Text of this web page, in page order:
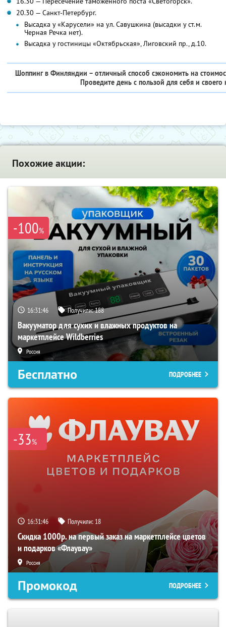
20.30 — Санкт-Петербург.
Высадка у «Карусели» на ул. Савушкина (высадки у ст.м.
Черная Речка нет).
Высадка у гостиницы «Октябрьская», Лиговский пр., д.10.
Шоппинг в Финляндии – отличный способ сэкономить на
Проведите день с пользой для себя и своего
Похожие акции:
-100%
16:31:45 Получили:188
Вакууматор для сухих и влажных продуктов на
маркетплейсе Wildberries
Россия
Бесплатно ПОДРОБНЕЕ
-33%
16:31:45 Получили: 18
Скидка 1000р. на первый заказ на маркетплейсе цветов
и подарков «Флаувау»
Россия
Промокод ПОДРОБНЕЕ